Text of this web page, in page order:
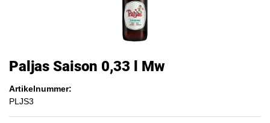
Paljas Saison 0,33 l Mw
Artikelnummer:
PLJS3